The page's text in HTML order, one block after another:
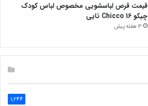
قیمت قرص لباسشویی مخصوص لباس کودک
چیکو Chicco 16 تایی
3 هفته پیش
1,244